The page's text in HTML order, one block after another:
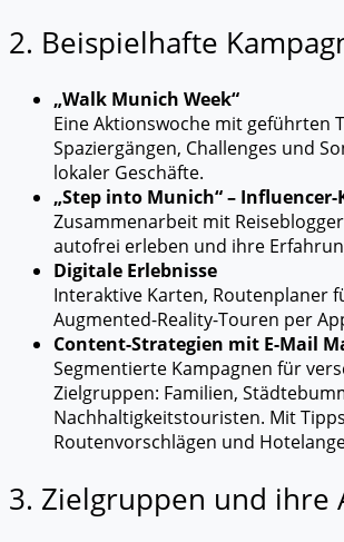
2. Beispielhafte
„Walk Munich Week“
Eine Aktionswoche mit geführten
Spaziergängen, Challenges und
lokaler Geschäfte.
„Step into Munich“ – Influencer-
Zusammenarbeit mit
autofrei erleben und ihre
Digitale Erlebnisse
Interaktive Karten, Routenplaner
Augmented-Reality-Touren per
Content-Strategien mit E-Mail
Segmentierte Kampagnen für
Zielgruppen: Familien,
Nachhaltigkeitstouristen. Mit
Routenvorschlägen und
3. Zielgruppen und ihre